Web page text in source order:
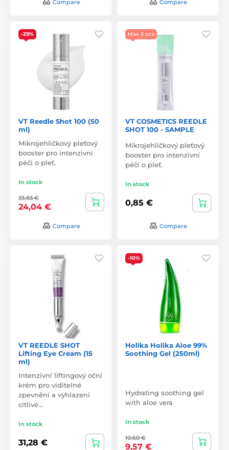
Compare Compare
-29%
VT Reedle Shot 100 (50
ml)
Mikrojehličkový pleťový
booster pro intenzivní
péči o pleť.
In stock
33,83 €
24,04 €
Compare
Max 3 pcs
VT COSMETICS REEDLE
SHOT 100 - SAMPLE
Mikrojehličkový pleťový
booster pro intenzivní
péči o pleť.
In stock
0,85 €
Compare
VT REEDLE SHOT
Lifting Eye Cream (15
ml)
Intenzivní liftingový oční
krém pro viditelné
zpevnění a vyhlazení
citlivé…
In stock
31,28 €
-10%
Holika Holika Aloe 99%
Soothing Gel (250ml)
Hydrating soothing gel
with aloe vera
In stock
10,60 €
9,57 €